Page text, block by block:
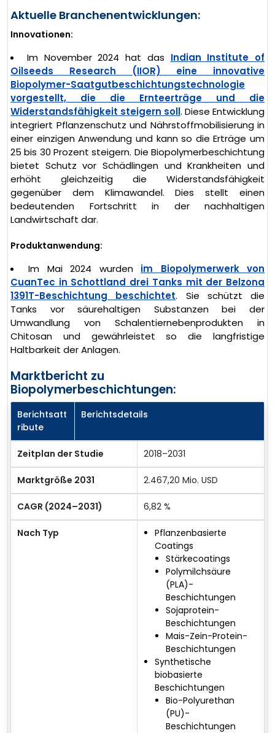
Aktuelle Branchenentwicklungen:
Innovationen:
Im November 2024 hat das Indian Institute of
Oilseeds Research (IIOR) eine innovative
Biopolymer-Saatgutbeschichtungstechnologie
vorgestellt, die die Ernteerträge und die
Widerstandsfähigkeit steigern soll. Diese Entwicklung
integriert Pflanzenschutz und Nährstoffmobilisierung in
einer einzigen Anwendung und kann so die Erträge um
25 bis 30 Prozent steigern. Die Biopolymerbeschichtung
bietet Schutz vor Schädlingen und Krankheiten und
erhöht gleichzeitig die Widerstandsfähigkeit
gegenüber dem Klimawandel. Dies stellt einen
bedeutenden Fortschritt in der nachhaltigen
Landwirtschaft dar.
Produktanwendung:
Im Mai 2024 wurden im Biopolymerwerk von
CuanTec in Schottland drei Tanks mit der Belzona
1391T-Beschichtung beschichtet. Sie schützt die
Tanks vor säurehaltigen Substanzen bei der
Umwandlung von Schalentiernebenprodukten in
Chitosan und gewährleistet so die langfristige
Haltbarkeit der Anlagen.
Marktbericht zu
Biopolymerbeschichtungen:
Berichtsatt
ribute
Berichtsdetails
Zeitplan der Studie 2018–2031
Marktgröße 2031 2.467,20 Mio. USD
CAGR (2024–2031) 6,82 %
Nach Typ
Pflanzenbasierte
Coatings
Stärkecoatings
Polymilchsäure
(PLA)-
Beschichtungen
Sojaprotein-
Beschichtungen
Mais-Zein-Protein-
Beschichtungen
Synthetische
biobasierte
Beschichtungen
Bio-Polyurethan
(PU)-
Beschichtungen